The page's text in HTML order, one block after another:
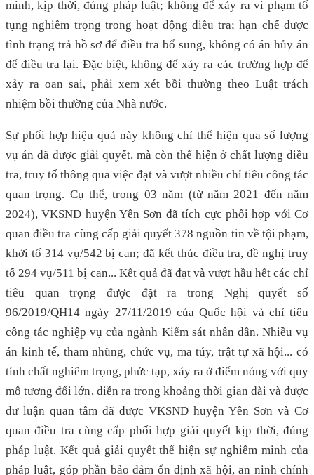
minh, kịp thời, đúng pháp luật; không để xảy ra vi phạm tố
tụng nghiêm trọng trong hoạt động điều tra; hạn chế được
tình trạng trả hồ sơ để điều tra bổ sung, không có án hủy án
để điều tra lại. Đặc biệt, không để xảy ra các trường hợp để
xảy ra oan sai, phải xem xét bồi thường theo Luật trách
nhiệm bồi thường của Nhà nước.
Sự phối hợp hiệu quả này không chỉ thể hiện qua số lượng
vụ án đã được giải quyết, mà còn thể hiện ở chất lượng điều
tra, truy tố thông qua việc đạt và vượt nhiều chỉ tiêu công tác
quan trọng. Cụ thể, trong 03 năm (từ năm 2021 đến năm
2024), VKSND huyện Yên Sơn đã tích cực phối hợp với Cơ
quan điều tra cùng cấp giải quyết 378 nguồn tin về tội phạm,
khởi tố 314 vụ/542 bị can; đã kết thúc điều tra, đề nghị truy
tố 294 vụ/511 bị can... Kết quả đã đạt và vượt hầu hết các chỉ
tiêu quan trọng được đặt ra trong Nghị quyết số
96/2019/QH14 ngày 27/11/2019 của Quốc hội và chỉ tiêu
công tác nghiệp vụ của ngành Kiểm sát nhân dân. Nhiều vụ
án kinh tế, tham nhũng, chức vụ, ma túy, trật tự xã hội... có
tính chất nghiêm trọng, phức tạp, xảy ra ở điểm nóng với quy
mô tương đối lớn, diễn ra trong khoảng thời gian dài và được
dư luận quan tâm đã được VKSND huyện Yên Sơn và Cơ
quan điều tra cùng cấp phối hợp giải quyết kịp thời, đúng
pháp luật. Kết quả giải quyết thể hiện sự nghiêm minh của
pháp luật, góp phần bảo đảm ổn định xã hội, an ninh chính